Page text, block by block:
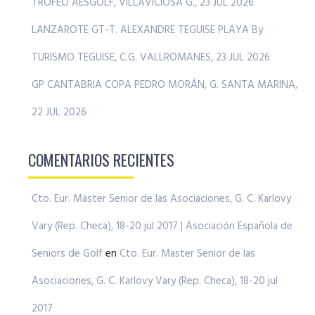
LANZAROTE GT-T. ALEXANDRE TEGUISE PLAYA By
TURISMO TEGUISE, C.G. VALLROMANES, 23 JUL 2026
GP CANTABRIA COPA PEDRO MORÁN, G. SANTA MARINA,
22 JUL 2026
COMENTARIOS RECIENTES
Cto. Eur. Master Senior de las Asociaciones, G. C. Karlovy
Vary (Rep. Checa), 18-20 jul 2017 | Asociación Española de
Seniors de Golf en Cto. Eur. Master Senior de las
Asociaciones, G. C. Karlovy Vary (Rep. Checa), 18-20 jul
2017